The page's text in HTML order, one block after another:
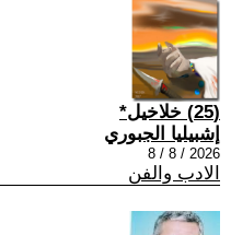
(25) خلاخيل*
إشبيليا الجبوري
2026 / 8 / 8
الادب والفن